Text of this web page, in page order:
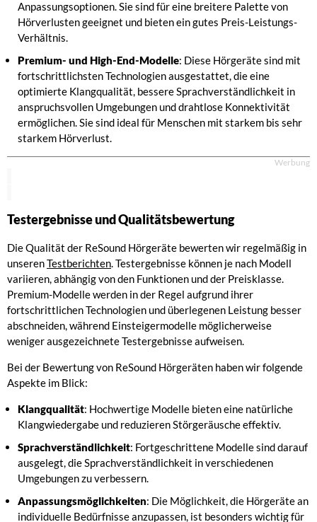
Anpassungsoptionen. Sie sind für eine breitere Palette von
Hörverlusten geeignet und bieten ein gutes Preis-Leistungs-
Verhältnis.
Premium- und High-End-Modelle: Diese Hörgeräte sind mit
fortschrittlichsten Technologien ausgestattet, die eine
optimierte Klangqualität, bessere Sprachverständlichkeit in
anspruchsvollen Umgebungen und drahtlose Konnektivität
ermöglichen. Sie sind ideal für Menschen mit starkem bis sehr
starkem Hörverlust.
Werbung
Testergebnisse und Qualitätsbewertung
Die Qualität der ReSound Hörgeräte bewerten wir regelmäßig in
unserenTestberichten. Testergebnisse können je nach Modell
variieren, abhängig von den Funktionen und der Preisklasse.
Premium-Modelle werden in der Regel aufgrund ihrer
fortschrittlichen Technologien und überlegenen Leistung besser
abschneiden, während Einsteigermodelle möglicherweise
weniger ausgezeichnete Testergebnisse aufweisen.
Bei der Bewertung von ReSound Hörgeräten haben wir folgende
Aspekte im Blick:
Klangqualität: Hochwertige Modelle bieten eine natürliche
Klangwiedergabe und reduzieren Störgeräusche effektiv.
Sprachverständlichkeit: Fortgeschrittene Modelle sind darauf
ausgelegt, die Sprachverständlichkeit in verschiedenen
Umgebungen zu verbessern.
Anpassungsmöglichkeiten: Die Möglichkeit, die Hörgeräte an
individuelle Bedürfnisse anzupassen, ist besonders wichtig für